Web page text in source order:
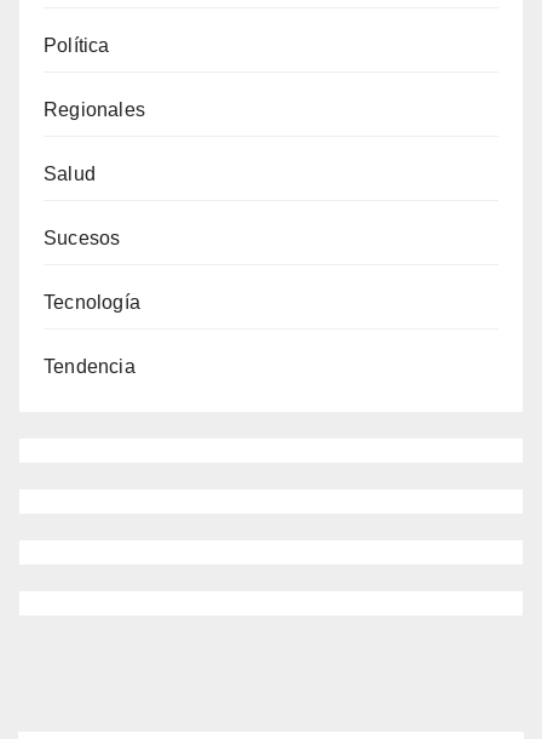
Política
Regionales
Salud
Sucesos
Tecnología
Tendencia